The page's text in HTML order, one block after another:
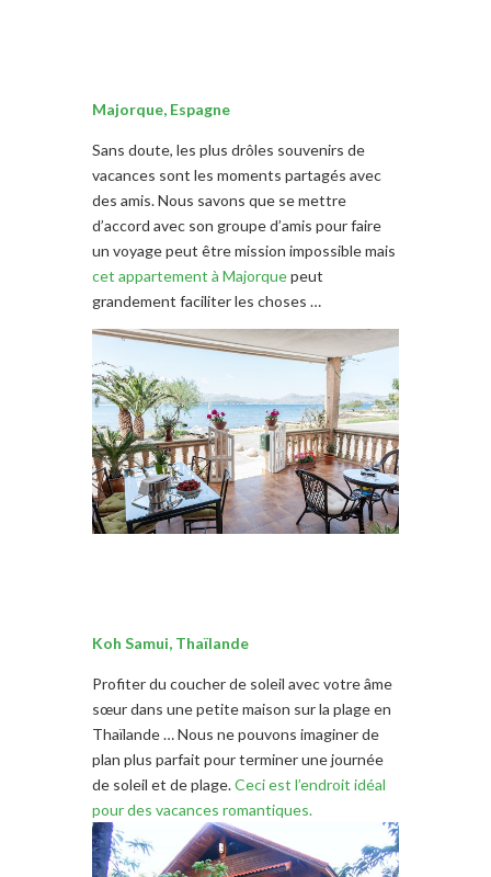
Majorque, Espagne
Sans doute, les plus drôles souvenirs de
vacances sont les moments partagés avec
des amis. Nous savons que se mettre
d’accord avec son groupe d’amis pour faire
un voyage peut être mission impossible mais
cet appartement à Majorquepeut
grandement faciliter les choses …
Koh Samui, Thaïlande
Profiter du coucher de soleil avec votre âme
sœur dans une petite maison sur la plage en
Thaïlande … Nous ne pouvons imaginer de
plan plus parfait pour terminer une journée
de soleil et de plage.Ceci est l’endroit idéal
pour des vacances romantiques.